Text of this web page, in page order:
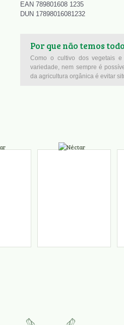
EAN 789801608 1235
DUN 17898016081232
Por que não temos
Como o cultivo dos vegetais
variedade, nem sempre é
da agricultura orgânica é evitar